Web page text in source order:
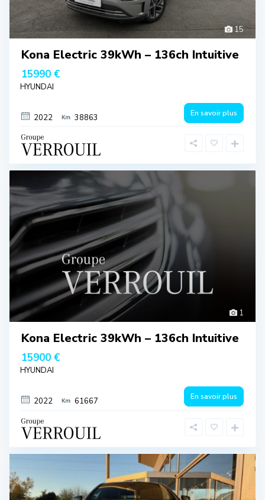
15
Kona Electric 39kWh – 136ch Intuitive
15990 €
HYUNDAI
2022 38863 En savoir plus
1
Kona Electric 39kWh – 136ch Intuitive
15900 €
HYUNDAI
2022 61667 En savoir plus